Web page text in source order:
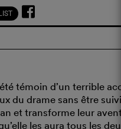
témoin d’un terrible
du drame sans être
et transforme leur
les aura tous les